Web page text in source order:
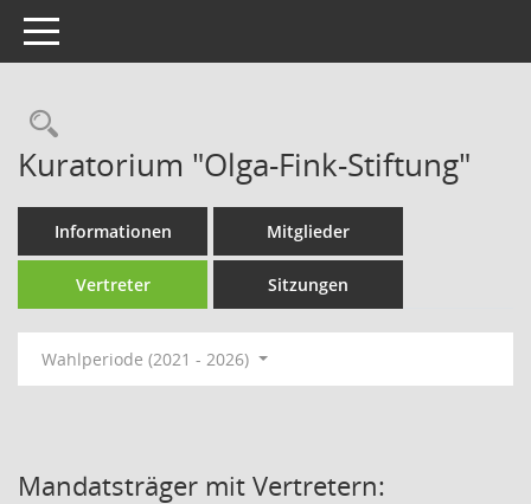
Toggle navigation
Rechercheauswahl
Kuratorium "Olga-Fink-Stiftung"
Informationen Mitglieder
Vertreter Sitzungen
Wahlperiode (2021 - 2026)
Mandatsträger mit Vertretern: